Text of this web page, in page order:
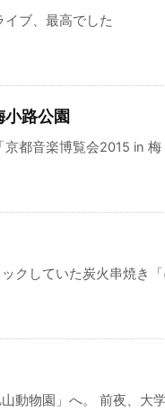
ブ、最高でした
路公園
都音楽博覧会2015 in 梅
クしていた炭火串焼き「
動物園」へ。 前夜、大